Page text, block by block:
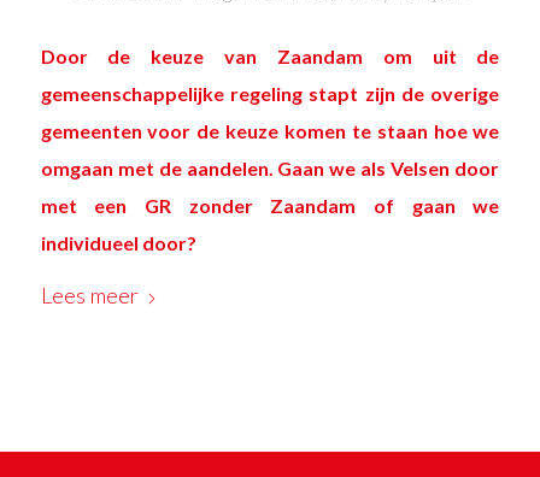
Door de keuze van Zaandam om uit de
gemeenschappelijke regeling stapt zijn de overige
gemeenten voor de keuze komen te staan hoe we
omgaan met de aandelen. Gaan we als Velsen door
met een GR zonder Zaandam of gaan we
individueel door?
Lees meer